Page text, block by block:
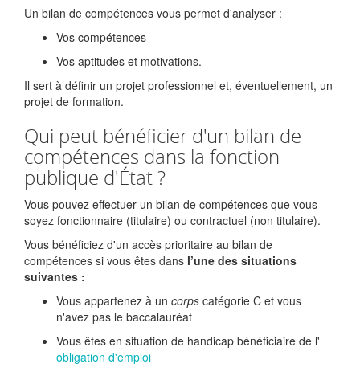
Un bilan de compétences vous permet d'analyser :
Vos compétences
Vos aptitudes et motivations.
Il sert à définir un projet professionnel et, éventuellement, un
projet de formation.
Qui peut bénéficier d'un bilan de
compétences dans la fonction
publique d'État ?
Vous pouvez effectuer un bilan de compétences que vous
soyez fonctionnaire (titulaire) ou contractuel (non titulaire).
Vous bénéficiez d'un accès prioritaire au bilan de
compétences si vous êtes dans l’une des situations
suivantes :
Vous appartenez à un corps catégorie C et vous
n'avez pas le baccalauréat
Vous êtes en situation de handicap bénéficiaire de l'
obligation d'emploi